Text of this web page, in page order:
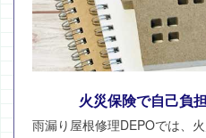
火災保険で自己負
雨漏り屋根修理DEPOでは、